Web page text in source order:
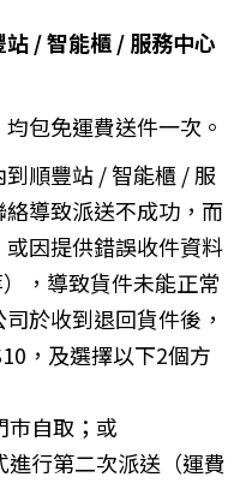
站 / 智能櫃 / 服務中心
包免運費送件一次。
順豐站 / 智能櫃 / 服
導致派送不成功，而
因提供錯誤收件資料
，導致貨件未能正常
於收到退回貨件後，
，及選擇以下2個方
巿自取；或
行第二次派送（運費